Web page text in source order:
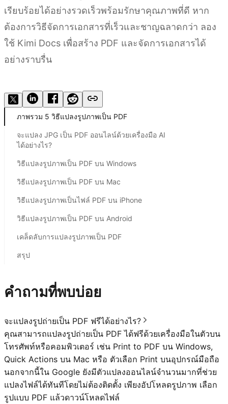
เรียบร้อยได้อย่างรวดเร็วพร้อมรักษาคุณภาพที่ดี หาก
ต้องการวิธีจัดการเอกสารที่เร็วและชาญฉลาดกว่า ลอง
ใช้ Kimi Docs เพื่อสร้าง PDF และจัดการเอกสารได้
อย่างราบรื่น
ภาพรวม 5 วิธีแปลงรูปภาพเป็น PDF
จะแปลง JPG เป็น PDF ออนไลน์ด้วยเครื่องมือ AI
ได้อย่างไร?
วิธีแปลงรูปภาพเป็น PDF บน Windows
วิธีแปลงรูปภาพเป็น PDF บน Mac
วิธีแปลงรูปภาพเป็นไฟล์ PDF บน iPhone
วิธีแปลงรูปภาพเป็น PDF บน Android
เคล็ดลับการแปลงรูปภาพเป็น PDF
สรุป
คำถามที่พบบ่อย
จะแปลงรูปถ่ายเป็น PDF ฟรีได้อย่างไร?
คุณสามารถแปลงรูปถ่ายเป็น PDF ได้ฟรีด้วยเครื่องมือในตัวบน
โทรศัพท์หรือคอมพิวเตอร์ เช่น Print to PDF บน Windows,
Quick Actions บน Mac หรือ ตัวเลือก Print บนอุปกรณ์มือถือ
นอกจากนี้ใน Google ยังมีตัวแปลงออนไลน์จำนวนมากที่ช่วย
แปลงไฟล์ได้ทันทีโดยไม่ต้องติดตั้ง เพียงอัปโหลดรูปภาพ เลือก
รูปแบบ PDF แล้วดาวน์โหลดไฟล์